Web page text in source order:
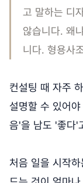
고 말하는 디
않습니다. 왜
니다. 형용사
컨설팅 때 자주
설명할 수 있어
음'을 남도 '좋다'
처음 일을 시작